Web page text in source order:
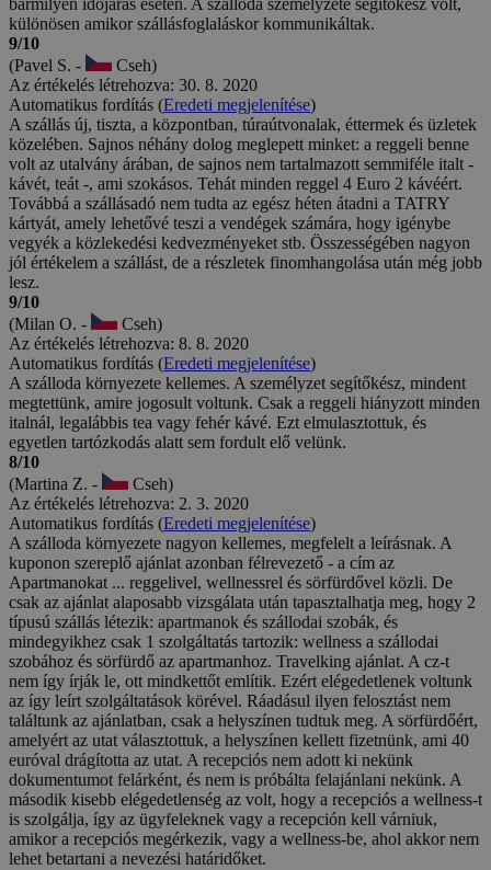
bármilyen időjárás esetén. A szálloda személyzete segítőkész volt,
különösen amikor szállásfoglaláskor kommunikáltak.
9/10
(Pavel S. -
Cseh)
Az értékelés létrehozva: 30. 8. 2020
Automatikus fordítás (Eredeti megjelenítése)
A szállás új, tiszta, a központban, túraútvonalak, éttermek és üzletek
közelében. Sajnos néhány dolog meglepett minket: a reggeli benne
volt az utalvány árában, de sajnos nem tartalmazott semmiféle italt -
kávét, teát -, ami szokásos. Tehát minden reggel 4 Euro 2 kávéért.
Továbbá a szállásadó nem tudta az egész héten átadni a TATRY
kártyát, amely lehetővé teszi a vendégek számára, hogy igénybe
vegyék a közlekedési kedvezményeket stb. Összességében nagyon
jól értékelem a szállást, de a részletek finomhangolása után még jobb
lesz.
9/10
(Milan O. -
Cseh)
Az értékelés létrehozva: 8. 8. 2020
Automatikus fordítás (Eredeti megjelenítése)
A szálloda környezete kellemes. A személyzet segítőkész, mindent
megtettünk, amire jogosult voltunk. Csak a reggeli hiányzott minden
italnál, legalábbis tea vagy fehér kávé. Ezt elmulasztottuk, és
egyetlen tartózkodás alatt sem fordult elő velünk.
8/10
(Martina Z. -
Cseh)
Az értékelés létrehozva: 2. 3. 2020
Automatikus fordítás (Eredeti megjelenítése)
A szálloda környezete nagyon kellemes, megfelelt a leírásnak. A
kuponon szereplő ajánlat azonban félrevezető - a cím az
Apartmanokat ... reggelivel, wellnessrel és sörfürdővel közli. De
csak az ajánlat alaposabb vizsgálata után tapasztalhatja meg, hogy 2
típusú szállás létezik: apartmanok és szállodai szobák, és
mindegyikhez csak 1 szolgáltatás tartozik: wellness a szállodai
szobához és sörfürdő az apartmanhoz. Travelking ajánlat. A cz-t
nem így írják le, ott mindkettőt említik. Ezért elégedetlenek voltunk
az így leírt szolgáltatások körével. Ráadásul ilyen felosztást nem
találtunk az ajánlatban, csak a helyszínen tudtuk meg. A sörfürdőért,
amelyért az utat választottuk, a helyszínen kellett fizetnünk, ami 40
euróval drágította az utat. A recepciós nem adott ki nekünk
dokumentumot felárként, és nem is próbálta felajánlani nekünk. A
második kisebb elégedetlenség az volt, hogy a recepciós a wellness-t
is szolgálja, így az ügyfeleknek vagy a recepción kell várniuk,
amikor a recepciós megérkezik, vagy a wellness-be, ahol akkor nem
lehet betartani a nevezési határidőket.